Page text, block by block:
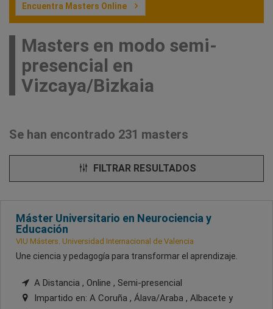
Encuentra Masters Online
Masters en modo semi-
presencial en
Vizcaya/Bizkaia
Se han encontrado 231 masters
FILTRAR RESULTADOS
Máster Universitario en Neurociencia y
Educación
VIU Másters. Universidad Internacional de Valencia
Une ciencia y pedagogía para transformar el aprendizaje.
A Distancia , Online , Semi-presencial
Impartido en: A Coruña , Álava/Araba , Albacete y